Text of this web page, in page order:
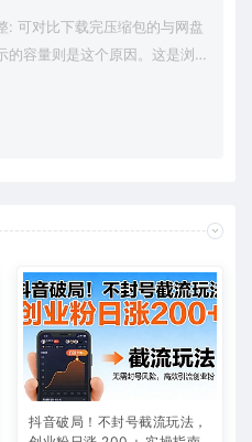
: 可对比下载完压缩包的与网盘
的容量则是这个原因。这是浏
抖音破局！不封号截流玩法，